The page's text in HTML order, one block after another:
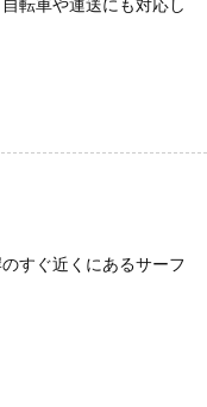
写真におさめた 写真家
介しています。
スポットチャーター便
荷物運送、学生寮や会
転車や運送にも対応し